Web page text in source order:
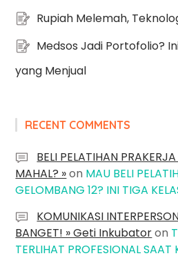
Rupiah Melemah,
Medsos Jadi Portofolio?
yang Menjual
RECENT COMMENTS
BELI PELATIHAN
MAHAL? »on MAU BELI
GELOMBANG 12? INI TIGA
KOMUNIKASI
BANGET! » Geti Inkubatoron
TERLIHAT PROFESIONAL